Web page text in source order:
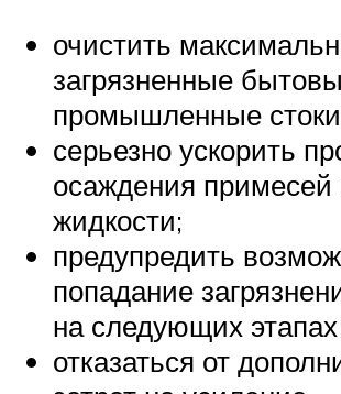
очистить
загрязненные
промышленные
серьезно ускорить
осаждения примесей
жидкости;
предупредить
попадание
на следующих этапах
отказаться от